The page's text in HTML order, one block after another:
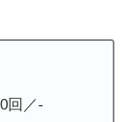
回／-